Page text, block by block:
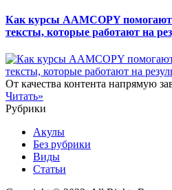
Как курсы AAMCOPY помогают
тексты, которые работают на
От качества контента напрямую
Читать»
Рубрики
Акулы
Без рубрики
Виды
Статьи